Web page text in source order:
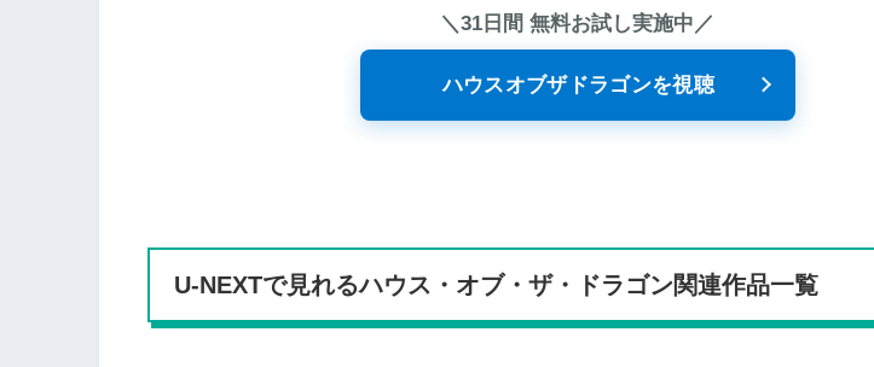
＼31日間 無料お試し実施中／
ハウスオブザドラゴンを視聴
U-NEXTで見れるハウス・オブ・ザ・ドラゴン関連作品一覧